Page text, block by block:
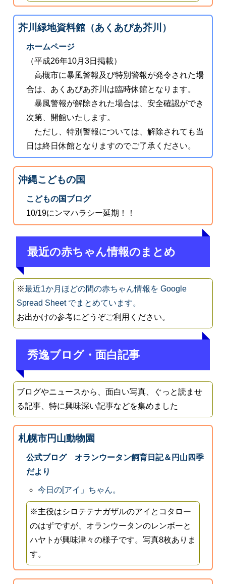
芥川緑地資料館（あくあぴあ芥川）
ホームページ
（平成26年10月3日掲載）
高槻市に暴風警報及び特別警報が発令された場
合は、あくあぴあ芥川は臨時休館となります。
暴風警報が解除された場合は、安全確認ができ
次第、開館いたします。
ただし、特別警報については、解除されても当
日は終日休館となりますのでご了承ください。
沖縄こどもの国
こどもの国ブログ
10/19にンマハラシー延期！！
最近の赤ちゃん情報のまとめ
※最近1か月ほどの間の赤ちゃん情報を Google
Spread Sheet でまとめています。
お出かけの参考にどうぞご利用ください。
秀逸ブログ・面白記事
ブログやニュースから、面白い写真、ぐっと読ませ
る記事、特に興味深い記事などを集めました
札幌市円山動物園
公式ブログ オランウータン飼育日記＆円山四季
だより
今日の[アイ」ちゃん。
※主役はシロテテナガザルのアイとコタロー
のはずですが、オランウータンのレンボーと
ハヤトが興味津々の様子です。写真8枚ありま
す。